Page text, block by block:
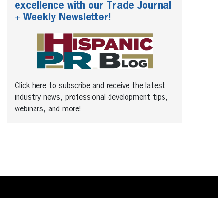
excellence with our Trade Journal
+ Weekly Newsletter!
Click here to subscribe and receive the latest
industry news, professional development tips,
webinars, and more!